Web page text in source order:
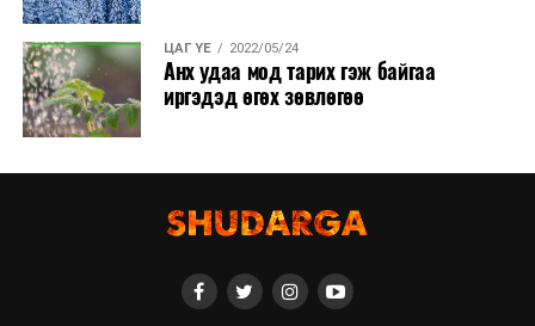
ЦАГ ҮЕ 2022/05/24
Анх удаа мод тарих гэж байгаа
иргэдэд өгөх зөвлөгөө